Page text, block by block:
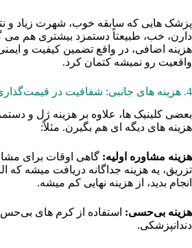
پزشک‌ هایی که سابقه خوب، شهرت زیاد و
دارن، خب، طبیعتاً دستمزد بیشتری هم می‌
هزینه اضافی، در واقع تضمین کیفیت و
واقعیت رو نمیشه کتمان کرد.
4. هزینه‌ های جانبی: شفافیت در قیمت‌گذاری
بعضی کلینیک‌ ها، علاوه بر هزینه ژل و
هزینه‌ های دیگه‌ ای هم بگیرن. مثلاً:
هزینه مشاوره اولیه: گاهی اوقات برای
تزریق، یه هزینه جداگانه دریافت میشه که
انجام بدید، از هزینه نهایی کم میشه.
هزینه بی‌حسی: استفاده از کرم‌ های
دندانپزشکی.